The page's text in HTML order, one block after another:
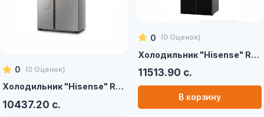
0 (0Оценок)
Холодильник "Hisense" RS670N4ASU (Серый)
10437.20 с.
0 (0Оценок)
Холодильник "Hisense" RQ561N4AB1
11513.90 с.
В корзину